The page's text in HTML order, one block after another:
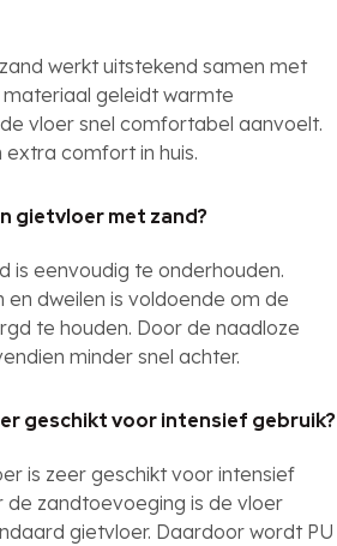
werkt uitstekend samen met
geleidt warmte
vloer snel comfortabel aanvoelt.
comfort in huis.
gietvloer met zand?
is eenvoudig te onderhouden.
dweilen is voldoende om de
te houden. Door de naadloze
minder snel achter.
geschikt voor intensief gebruik?
is zeer geschikt voor intensief
de zandtoevoeging is de vloer
gietvloer. Daardoor wordt PU